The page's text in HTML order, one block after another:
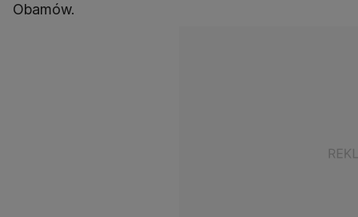
Obamów.